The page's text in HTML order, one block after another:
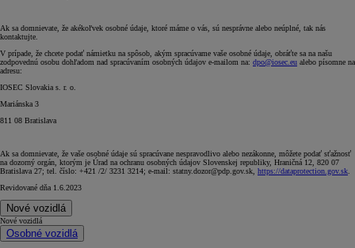
Ak sa domnievate, že akékoľvek osobné údaje, ktoré máme o vás, sú nesprávne alebo neúplné, tak nás
kontaktujte.
V prípade, že chcete podať námietku na spôsob, akým spracúvame vaše osobné údaje, obráťte sa na našu
zodpovednú osobu dohľadom nad spracúvaním osobných údajov e-mailom na: dpo@iosec.eu alebo písomne na
adresu:
IOSEC Slovakia s. r. o.
Mariánska 3
811 08 Bratislava
Ak sa domnievate, že vaše osobné údaje sú spracúvane nespravodlivo alebo nezákonne, môžete podať sťažnosť
na dozorný orgán, ktorým je Úrad na ochranu osobných údajov Slovenskej republiky, Hraničná 12, 820 07
Bratislava 27; tel. číslo: +421 /2/ 3231 3214; e-mail: statny.dozor@pdp.gov.sk, https://dataprotection.gov.sk
Revidované dňa 1.6.2023
Nové vozidlá
Nové vozidlá
Osobné vozidlá